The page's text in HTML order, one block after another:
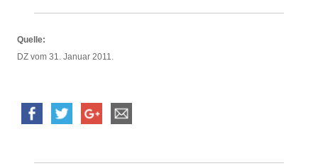
Quelle:
DZ vom 31. Januar 2011.